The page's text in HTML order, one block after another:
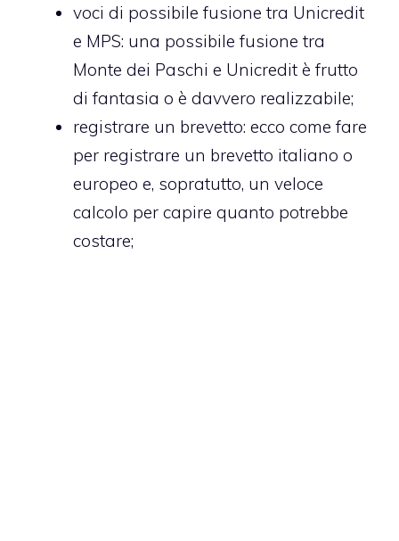
voci di possibile fusione tra Unicredit
e MPS: una possibile fusione tra
Monte dei Paschi e Unicredit è frutto
di fantasia o è davvero realizzabile;
registrare un brevetto: ecco come fare
per registrare un brevetto italiano o
europeo e, sopratutto, un veloce
calcolo per capire quanto potrebbe
costare;